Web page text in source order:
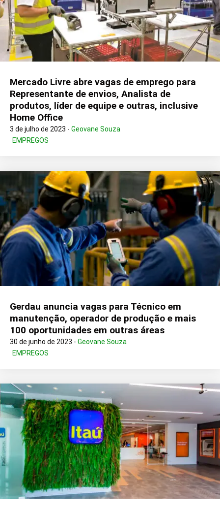
Mercado Livre abre vagas de emprego para
Representante de envios, Analista de
produtos, líder de equipe e outras, inclusive
Home Office
3 de julho de 2023 - Geovane Souza
EMPREGOS
Gerdau anuncia vagas para Técnico em
manutenção, operador de produção e mais
100 oportunidades em outras áreas
30 de junho de 2023 - Geovane Souza
EMPREGOS